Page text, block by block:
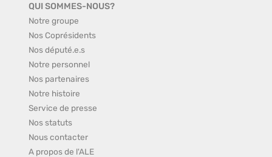
QUI SOMMES-NOUS?
Notre groupe
Nos Coprésidents
Nos député.e.s
Notre personnel
Nos partenaires
Notre histoire
Service de presse
Nos statuts
Nous contacter
A propos de l'ALE